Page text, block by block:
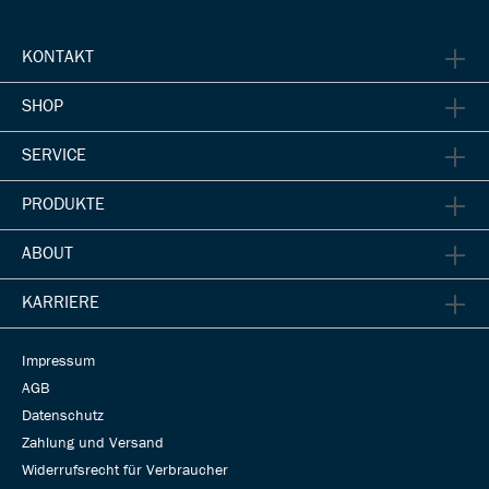
KONTAKT
SHOP
SERVICE
PRODUKTE
ABOUT
KARRIERE
Impressum
AGB
Datenschutz
Zahlung und Versand
Widerrufsrecht für Verbraucher